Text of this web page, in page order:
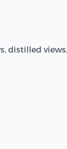
distilled